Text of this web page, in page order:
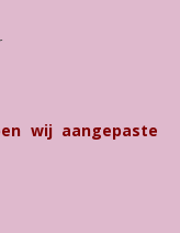
wij aangepaste